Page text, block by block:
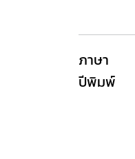
ภาษา
ปีพิมพ์